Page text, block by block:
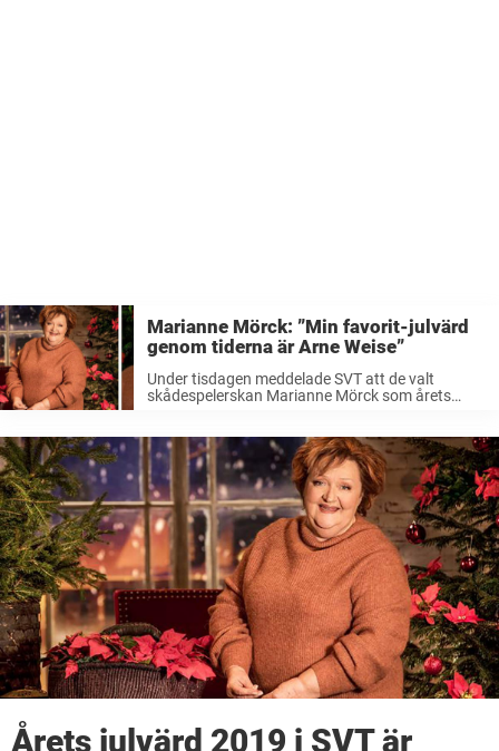
Marianne Mörck: ”Min favorit-julvärd
genom tiderna är Arne Weise”
Under tisdagen meddelade SVT att de valt
skådespelerskan Marianne Mörck som årets
Moraeus, Sanna Nielsen, och Ernst Kirchsteiger.
Den 24e ...
Årets julvärd 2019 i SVT är